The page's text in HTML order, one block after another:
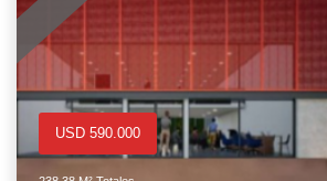
USD 590.000